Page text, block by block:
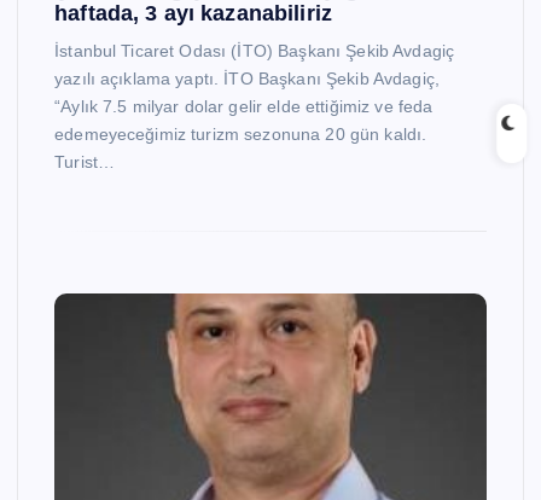
haftada, 3 ayı kazanabiliriz
İstanbul Ticaret Odası (İTO) Başkanı Şekib Avdagiç
yazılı açıklama yaptı. İTO Başkanı Şekib Avdagiç,
“Aylık 7.5 milyar dolar gelir elde ettiğimiz ve feda
edemeyeceğimiz turizm sezonuna 20 gün kaldı.
Turist…